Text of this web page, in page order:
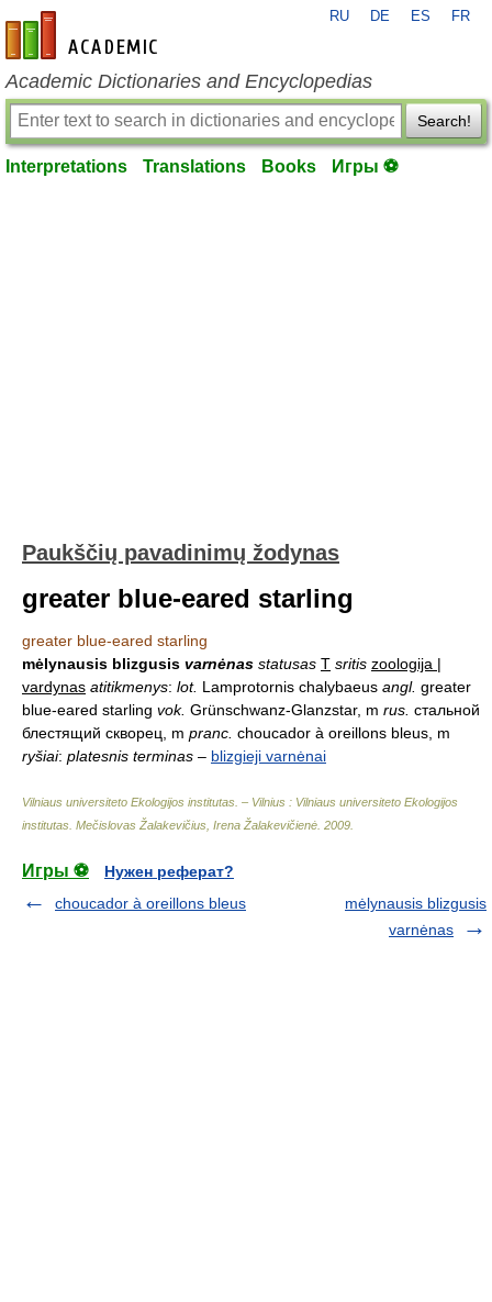
en-academic.com
RU DE ES FR
Academic Dictionaries and Encyclopedias
Search!
Interpretations Translations Books Игры ⚽
Paukščių pavadinimų žodynas
greater blue-eared starling
greater blue-eared starling
mėlynausis blizgusis varnėnas statusas T sritis zoologija |
vardynas atitikmenys: lot. Lamprotornis chalybaeus angl. greater
blue-eared starling vok. Grünschwanz-Glanzstar, m rus. стальной
блестящий скворец, m pranc. choucador à oreillons bleus, m
ryšiai: platesnis terminas – blizgieji varnėnai
Vilniaus universiteto Ekologijos institutas. – Vilnius : Vilniaus universiteto Ekologijos
institutas Mečislovas Žalakevičius, Irena Žalakevičienė 2009
Игры ⚽
Нужен реферат?
choucador à oreillons bleus
mėlynausis blizgusis
varnėnas